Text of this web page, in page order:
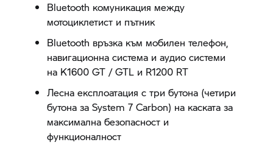
Bluetooth комуникация между
мотоциклетист и пътник
Bluetooth връзка към мобилен телефон,
навигационна система и аудио системи
на K1600 GT / GTL и R1200 RT
Лесна експлоатация с три бутона (четири
бутона заSystem 7 Carbon) на каската за
максимална безопасност и
функционалност